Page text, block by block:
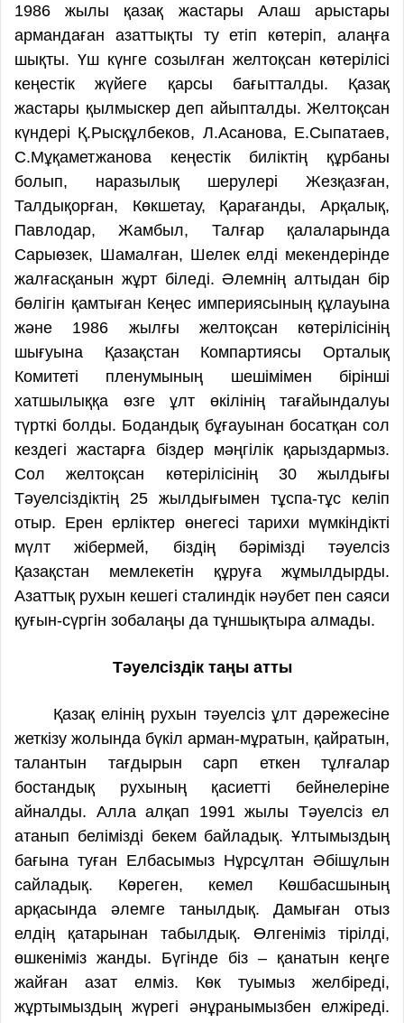
1986 жылы қазақ жастары Алаш арыстары
армандаған азаттықты ту етіп көтеріп, алаңға
шықты. Үш күнге созылған желтоқсан көтерілісі
кеңестік жүйеге қарсы бағытталды. Қазақ
жастары қылмыскер деп айыпталды. Желтоқсан
күндері Қ.Рысқұлбеков, Л.Асанова, Е.Сыпатаев,
С.Мұқаметжанова кеңестік биліктің құрбаны
болып, наразылық шерулері Жезқазған,
Талдықорған, Көкшетау, Қарағанды, Арқалық,
Павлодар, Жамбыл, Талғар қалаларында
Сарыөзек, Шамалған, Шелек елді мекендерінде
жалғасқанын жұрт біледі. Әлемнің алтыдан бір
бөлігін қамтыған Кеңес империясының құлауына
және 1986 жылғы желтоқсан көтерілісінің
шығуына Қазақстан Компартиясы Орталық
Комитеті пленумының шешімімен бірінші
хатшылыққа өзге ұлт өкілінің тағайындалуы
түрткі болды. Бодандық бұғауынан босатқан сол
кездегі жастарға біздер мәңгілік қарыздармыз.
Сол желтоқсан көтерілісінің 30 жылдығы
Тәуелсіздіктің 25 жылдығымен тұспа-тұс келіп
отыр. Ерен ерліктер өнегесі тарихи мүмкіндікті
мүлт жібермей, біздің бәрімізді тәуелсіз
Қазақстан мемлекетін құруға жұмылдырды.
Азаттық рухын кешегі сталиндік нәубет пен саяси
қуғын-сүргін зобалаңы да тұншықтыра алмады.
Тәуелсіздік таңы атты
Қазақ елінің рухын тәуелсіз ұлт дәрежесіне
жеткізу жолында бүкіл арман-мұратын, қайратын,
талантын тағдырын сарп еткен тұлғалар
бостандық рухының қасиетті бейнелеріне
айналды. Алла алқап 1991 жылы Тәуелсіз ел
атанып белімізді бекем байладық. Ұлтымыздың
бағына туған Елбасымыз Нұрсұлтан Әбішұлын
сайладық. Көреген, кемел Көшбасшының
арқасында әлемге танылдық. Дамыған отыз
елдің қатарынан табылдық. Өлгеніміз тірілді,
өшкеніміз жанды. Бүгінде біз – қанатын кеңге
жайған азат елміз. Көк туымыз желбіреді,
жұртымыздың жүрегі әнұранымызбен елжіреді.